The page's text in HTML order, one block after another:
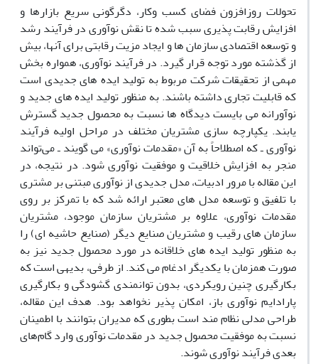
تحولات روزافزون فضای کسب وکار، دگرگونی سریع بازارها و
افزایش رقابت پذیری سبب شده تا نقش نوآوری در فرآیند رشد
و توسعه اقتصادی سازمان ها و ایجاد مزیت رقابتی برای آنها، بیش
از گذشته مورد توجه قرار گیرد. در فرآیند نوآوری، همواره بخش
مهمی از تحقیقات شرکت مربوط به تولید ایده های جدیدی است
که قابلیت تجاری داشته باشند. به منظور تولید ایده های جدید و
نوآورانه می بایست دیدگاه ها نسبت به محصول جدید گسترش
یابند. یکپارچه سازی مشتریان مختلف در مراحل اولیه فرآیند
نوآوری ـ که اصطلاحاً به آن «مقدمات نوآوری» می گویند ـ می‌تواند
منجر به افزایش خلاقیت و موفقیت نوآوری شود. در نتیجه، در
این مقاله با مرور ادبیات، مدل جدیدی از نوآوری مبتنی بر مشتری
با تلفیق و توسعه مدل های معتبر ارائه شد که با تمرکز بر روی
مقدمات نوآوری، علاوه بر مشتریان سازمان موجود، مشتریان
سازمان های رقیب و مشتریان صنایع دیگر (صنایع حاشیه ای) را
به منظور تولید ایده های خلاقانه در مورد محصول جدید نیز به
صورت همزمان با یکدیگر ادغام می کند. از طرفی، بدیهی است که
بکارگیری چنین رویکردی، بدون توانمندی گشودگی و بکارگیری
پارادایم نوآوری باز، امکان پذیر نخواهد بود. هدف این مقاله،
طراحی مدلی نظام مند است بطوری که مدیران بتوانند با اطمینان
نسبت به موفقیت محصول جدید در مقدمات نوآوری وارد گام‌های
بعدی فرآیند نوآوری شوند.